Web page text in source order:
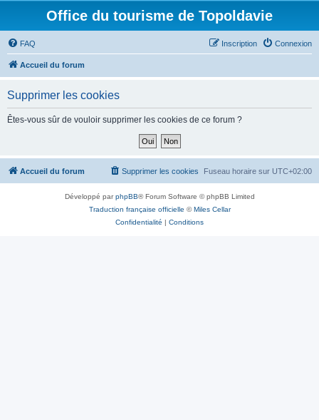
Office du tourisme de Topoldavie
FAQ Connexion
Inscription
Accueil du forum
Supprimer les cookies
Êtes-vous sûr de vouloir supprimer les cookies de ce forum ?
Accueil du forum Fuseau horaire sur UTC+02:00
Supprimer les cookies
Développé parphpBB® Forum Software © phpBB Limited
Traduction française officielle ©Miles Cellar
Confidentialité | Conditions